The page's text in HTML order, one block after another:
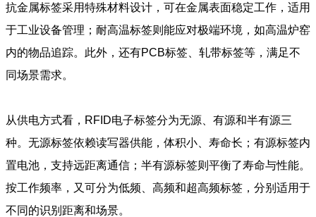
抗金属标签采用特殊材料设计，可在金属表面稳定工作，适用
于工业设备管理；耐高温标签则能应对极端环境，如高温炉窑
内的物品追踪。此外，还有PCB标签、轧带标签等，满足不
同场景需求。
从供电方式看，RFID电子标签分为无源、有源和半有源三
种。无源标签依赖读写器供能，体积小、寿命长；有源标签内
置电池，支持远距离通信；半有源标签则平衡了寿命与性能。
按工作频率，又可分为低频、高频和超高频标签，分别适用于
不同的识别距离和场景。